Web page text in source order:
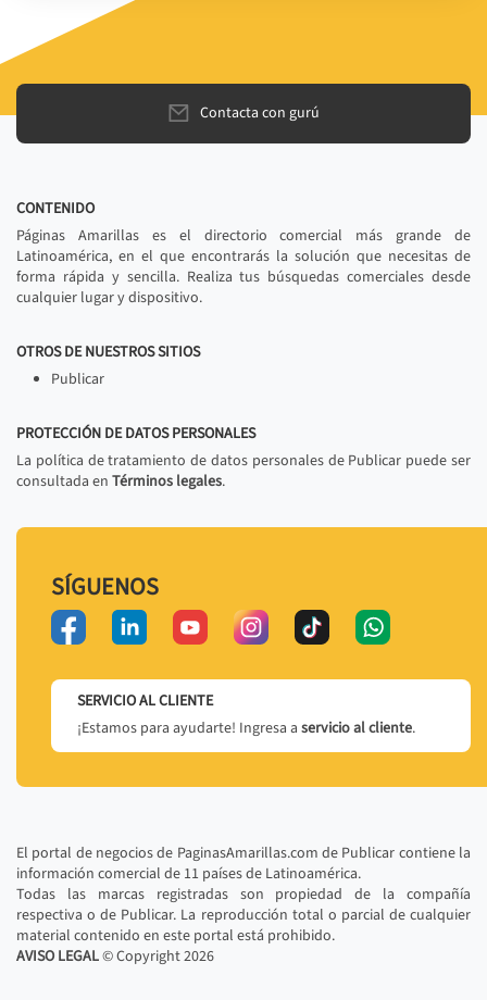
Contacta con gurú
CONTENIDO
Páginas Amarillas es el directorio comercial más grande de
Latinoamérica, en el que encontrarás la solución que necesitas de
forma rápida y sencilla. Realiza tus búsquedas comerciales desde
cualquier lugar y dispositivo.
OTROS DE NUESTROS SITIOS
Publicar
PROTECCIÓN DE DATOS PERSONALES
La política de tratamiento de datos personales de Publicar puede ser
consultada en Términos legales.
SÍGUENOS
SERVICIO AL CLIENTE
¡Estamos para ayudarte! Ingresa a servicio al cliente.
El portal de negocios de PaginasAmarillas.com de Publicar contiene la
información comercial de 11 países de Latinoamérica.
Todas las marcas registradas son propiedad de la compañía
respectiva o de Publicar. La reproducción total o parcial de cualquier
material contenido en este portal está prohibido.
AVISO LEGAL© Copyright2026